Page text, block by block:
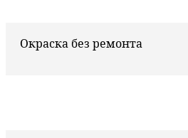
Окраска без ремонта